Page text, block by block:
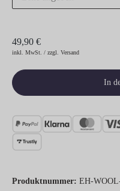
49,90 €
inkl. MwSt. / zzgl. Versand
In
Produktnummer: EH-